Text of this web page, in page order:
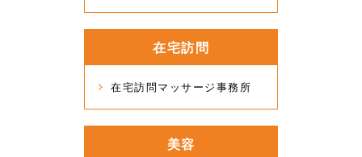
在宅訪問
在宅訪問マッサージ事務所
美容